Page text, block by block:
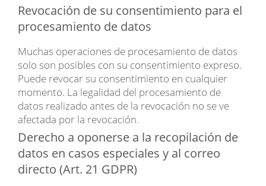
Revocación de su consentimiento para el
procesamiento de datos
Muchas operaciones de procesamiento de datos
solo son posibles con su consentimiento expreso.
Puede revocar su consentimiento en cualquier
momento. La legalidad del procesamiento de
datos realizado antes de la revocación no se ve
afectada por la revocación.
Derecho a oponerse a la recopilación de
datos en casos especiales y al correo
directo (Art. 21 GDPR)